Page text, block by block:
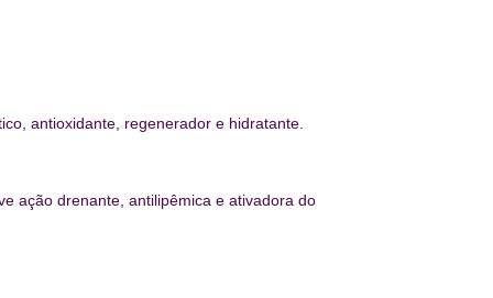
antioxidante, regenerador e hidratante.
ação drenante, antilipêmica e ativadora do